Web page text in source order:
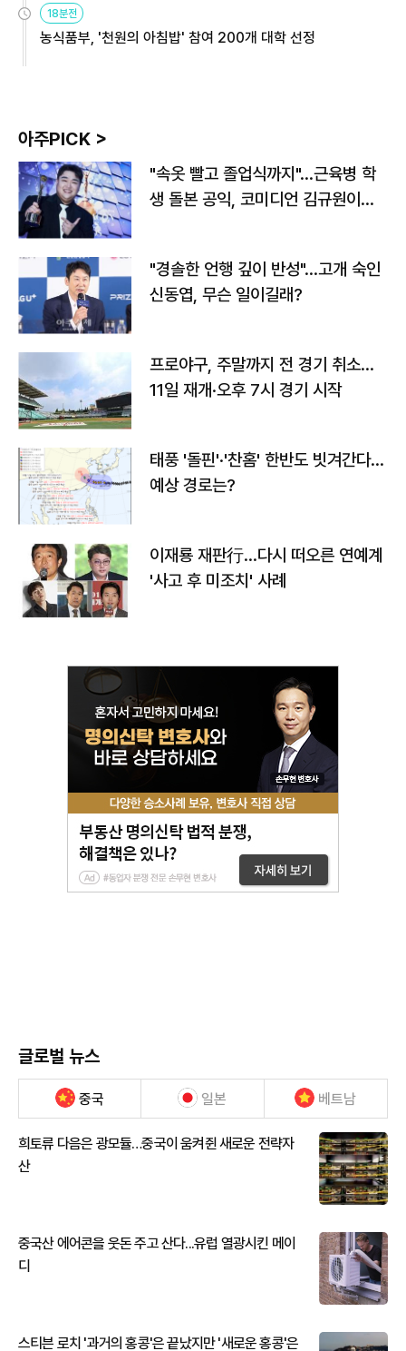
18분전
농식품부, '천원의 아침밥' 참여 200개 대학 선정
아주PICK >
"속옷 빨고 졸업식까지"…근육병 학
생 돌본 공익, 코미디언 김규원이었
"경솔한 언행 깊이 반성"…고개 숙인
신동엽, 무슨 일이길래?
프로야구, 주말까지 전 경기 취소…
11일 재개·오후 7시 경기 시작
태풍 '돌핀'·'찬홈' 한반도 빗겨간다…
예상 경로는?
이재룡 재판行…다시 떠오른 연예계
'사고 후 미조치' 사례
글로벌 뉴스
중국 일본 베트남
희토류 다음은 광모듈…중국이 움켜쥔 새로운 전략자
산
중국산 에어콘을 웃돈 주고 산다...유럽 열광시킨 메이
디
스티븐 로치 '과거의 홍콩'은 끝났지만 '새로운 홍콩'은